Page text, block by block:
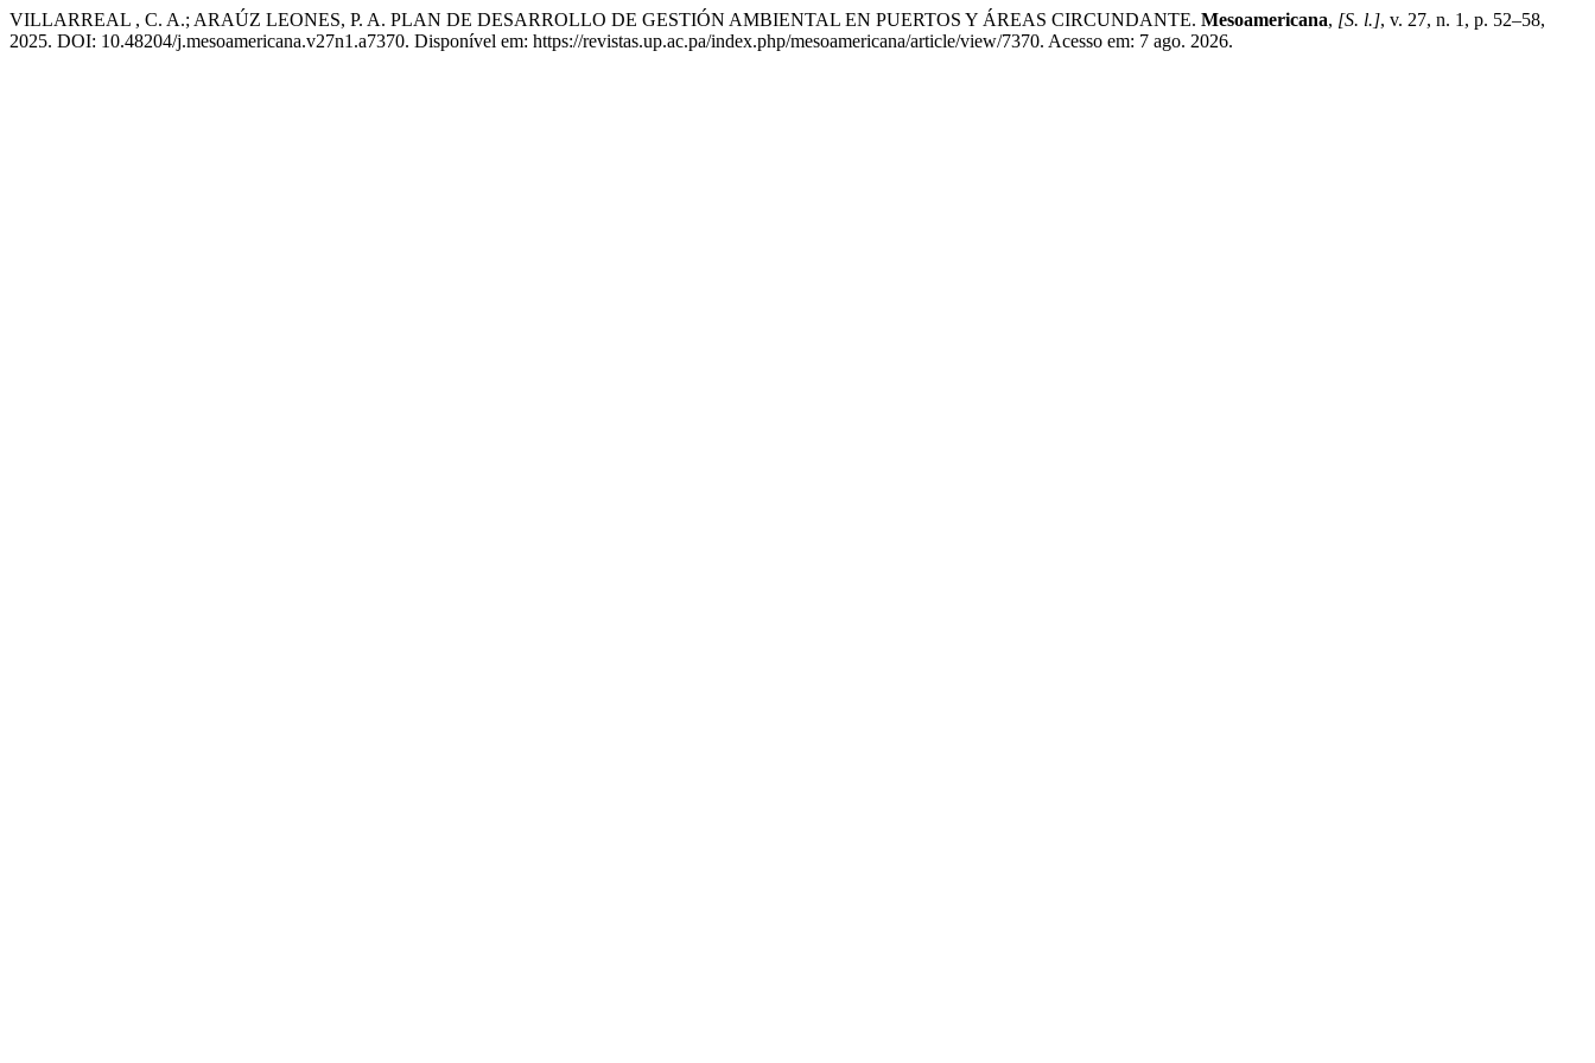
VILLARREAL , C. A.; ARAÚZ LEONES, P. A. PLAN DE DESARROLLO DE GESTIÓN AMBIENTAL EN PUERTOS Y ÁREAS CIRCUNDANTE. Mesoamericana, [S. l.], v. 27, n. 1, p. 52–58,
2025. DOI: 10.48204/j.mesoamericana.v27n1.a7370. Disponível em: https://revistas.up.ac.pa/index.php/mesoamericana/article/view/7370. Acesso em: 7 ago. 2026.